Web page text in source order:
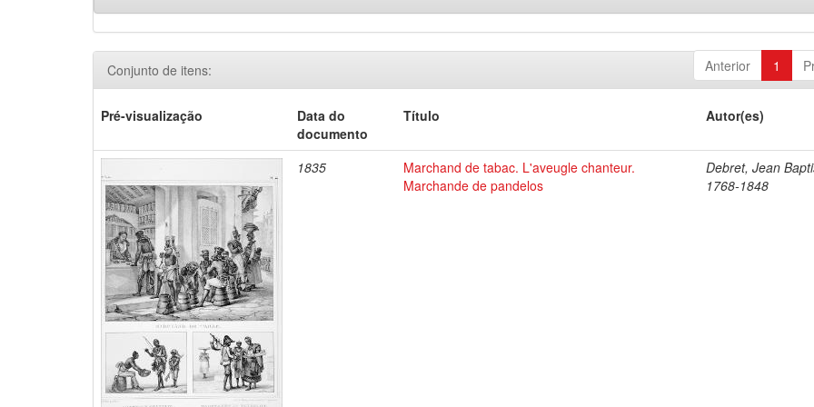
Anterior 1
Conjunto de itens:
Pré-visualização
Data do
documento
Título Autor(es)
1835
Marchand de tabac. L'aveugle chanteur.
Marchande de pandelos
Debret, Jean
1768-1848